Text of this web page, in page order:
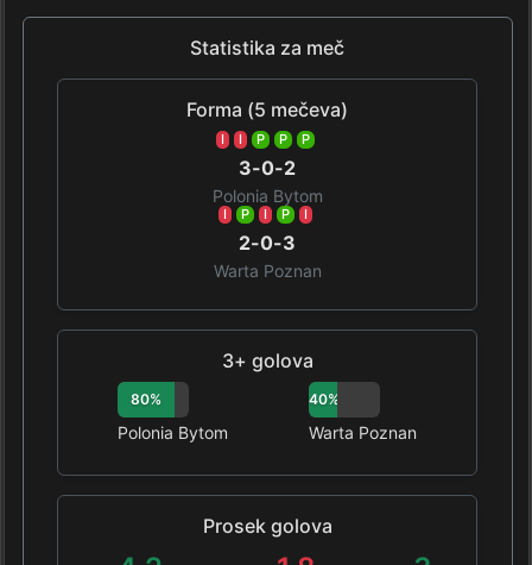
Statistika za meč
Forma (5 mečeva)
I I P P P
3-0-2
Polonia Bytom
I P I P I
2-0-3
Warta Poznan
3+ golova
80%
Polonia Bytom
40%
Warta Poznan
Prosek golova